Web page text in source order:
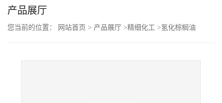
页
公
产品展厅
您当前的位置： 网站首页 > 产品展厅 >精细化工 >氢化棕榈油